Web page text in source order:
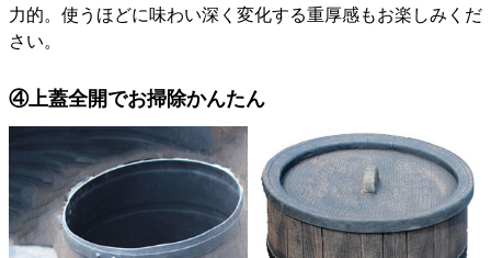
力的。使うほどに味わい深く変化する重厚感もお楽しみくだ
さい。
④上蓋全開でお掃除かんたん